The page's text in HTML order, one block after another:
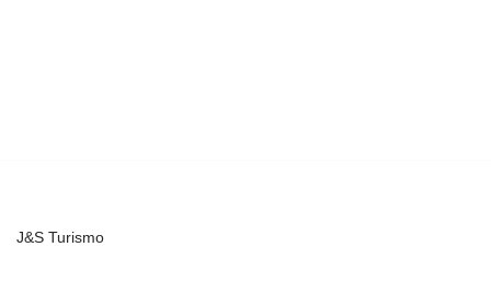
J&S Turismo